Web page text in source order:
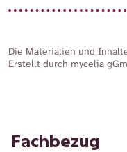
Die Materialien und
Erstellt durch mycelia
Fachbezug